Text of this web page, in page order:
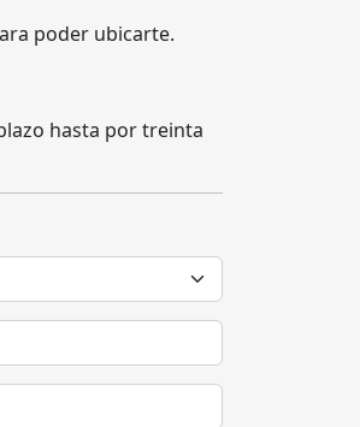
poder ubicarte.
hasta por treinta